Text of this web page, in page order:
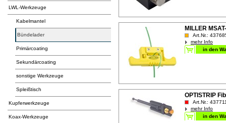
LWL-Werkzeuge
Kabelmantel
Bündelader
Primärcoating
Sekundärcoating
sonstige Werkzeuge
Spleißtisch
Kupferwerkzeuge
Koax-Werkzeuge
MILLER
Art.Nr.:
mehr Info
OPTISTRIP
Art.Nr.:
mehr Info